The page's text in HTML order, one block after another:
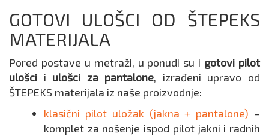
GOTOVI ULOŠCI OD ŠTEPEKS
MATERIJALA
Pored postave u metraži, u ponudi su i gotovi pilot
ulošci i ulošci za pantalone, izrađeni upravo od
ŠTEPEKS materijala iz naše proizvodnje:
klasični pilot uložak (jakna + pantalone) –
komplet za nošenje ispod pilot jakni i radnih